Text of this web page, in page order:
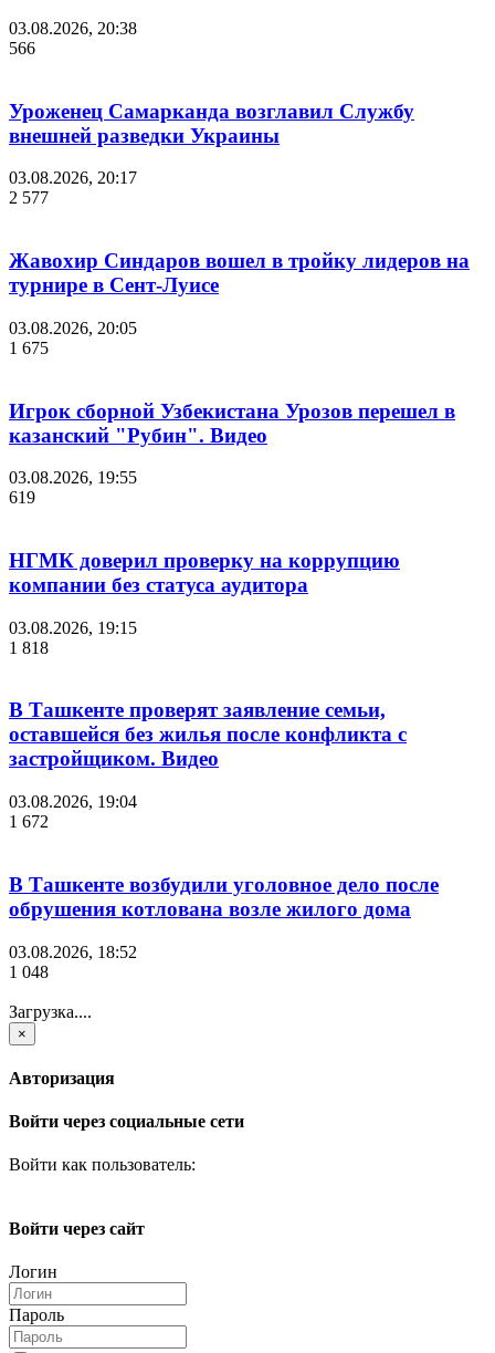
03.08.2026, 20:38
566
Уроженец Самарканда возглавил Службу
внешней разведки Украины
03.08.2026, 20:17
2 577
Жавохир Синдаров вошел в тройку лидеров на
турнире в Сент-Луисе
03.08.2026, 20:05
1 675
Игрок сборной Узбекистана Урозов перешел в
казанский "Рубин". Видео
03.08.2026, 19:55
619
НГМК доверил проверку на коррупцию
компании без статуса аудитора
03.08.2026, 19:15
1 818
В Ташкенте проверят заявление семьи,
оставшейся без жилья после конфликта с
застройщиком. Видео
03.08.2026, 19:04
1 672
В Ташкенте возбудили уголовное дело после
обрушения котлована возле жилого дома
03.08.2026, 18:52
1 048
Загрузка....
×
Авторизация
Войти через социальные сети
Войти как пользователь:
Войти через сайт
Логин
Пароль